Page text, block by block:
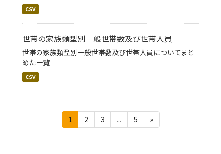
CSV
世帯の家族類型別一般世帯数及び世帯人員
世帯の家族類型別一般世帯数及び世帯人員についてまと
めた一覧
CSV
1 2 3 ... 5 »